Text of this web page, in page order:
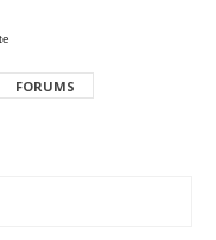
FORUMS